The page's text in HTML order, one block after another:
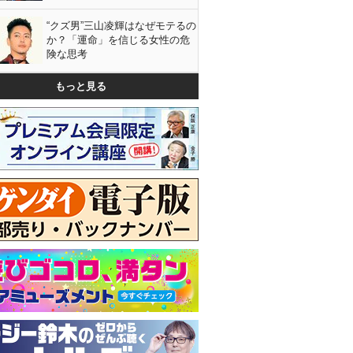
“クズ男”三山凌輝はなぜモテるの
か？「運命」を信じる女性の危
険な思考
もっと見る